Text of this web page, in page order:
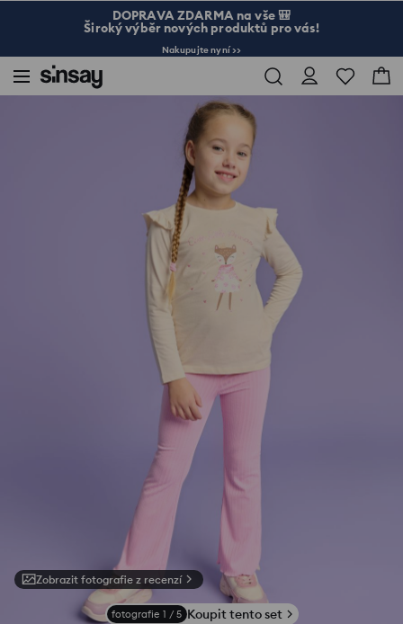
DOPRAVA ZDARMA na vše 🎒
Široký výběr nových produktů pro vás!
Nakupujte nyní >>
Tričko s dlouhými rukávy
Zobrazit fotografie z recenzí
fotografie 1 / 5 Koupit tento set